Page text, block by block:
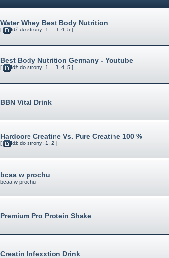
Water Whey Best Body Nutrition
[ Idź do strony: 1 ... 3, 4, 5 ]
Best Body Nutrition Germany - Youtube
[ Idź do strony: 1 ... 3, 4, 5 ]
BBN Vital Drink
Hardcore Creatine Vs. Pure Creatine 100 %
[ Idź do strony: 1, 2 ]
bcaa w prochu
bcaa w prochu
Premium Pro Protein Shake
Creatin Infexxtion Drink